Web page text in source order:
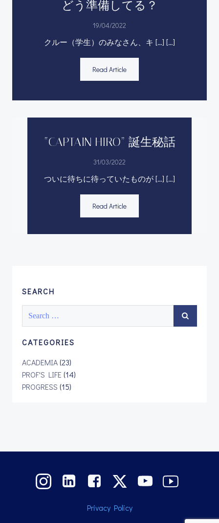
どう準備してる？
19/04/2022
クルー（学生）のみなさん、キ […] […]
Read Article
“CAPTAIN HIRO” 誕生秘話
31/03/2022
ついに待ちに待っていたものが […] […]
Read Article
SEARCH
Search
CATEGORIES
ACADEMIA(23)
PROF'S LIFE (14)
PROGRESS (15)
Privacy Policy